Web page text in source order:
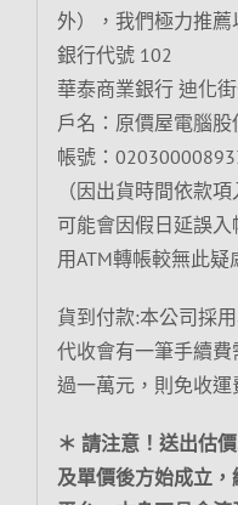
外），我們極力推
銀行代號 102
華泰商業銀行 迪化
戶名：原價屋電腦
帳號：
（因出貨時間依款
可能會因假日延誤
用ATM轉帳較無此疑
貨到付款:本公司採
代收會有一筆手續
過一萬元，則免收運
＊ 請注意！送出估
及單價後方始成立